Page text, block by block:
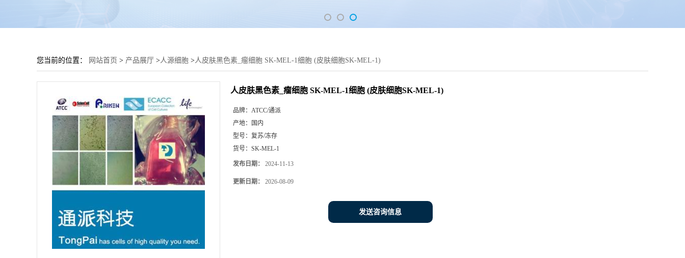
您当前的位置： 网站首页 > 产品展厅 >人源细胞 >人皮肤黑色素_瘤细胞 SK-MEL-1细胞 (皮肤细胞SK-MEL-1)
人皮肤黑色素_瘤细胞 SK-MEL-1细胞 (皮肤细胞SK-MEL-1)
品牌： ATCC/通派
产地：
国内
型号： 复苏/冻存
货号： SK-MEL-1
发布日期： 2024-11-13
更新日期： 2026-08-09
发送咨询信息